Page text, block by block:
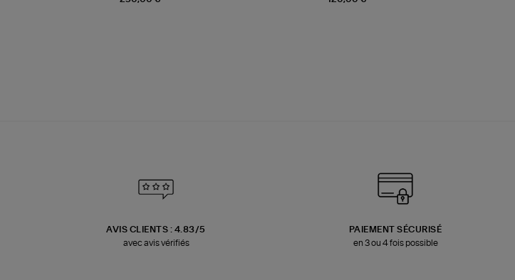
AVIS CLIENTS : 4.83/5
avec avis vérifiés
PAIEMENT SÉCURISÉ
en 3 ou 4 fois possible